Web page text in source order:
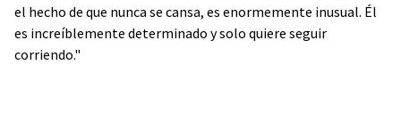
el hecho de que nunca se cansa, es enormemente inusual. Él
es increíblemente determinado y solo quiere seguir
corriendo."